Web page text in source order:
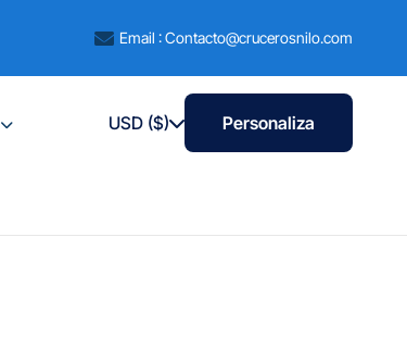
Email : Contacto@crucerosnilo.com
USD ($) Personaliza